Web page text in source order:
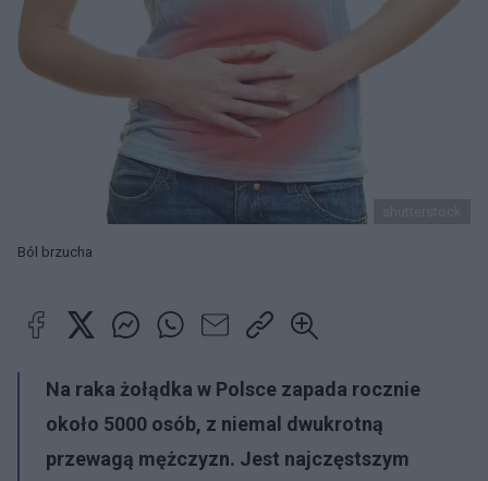
Ból brzucha
Na raka żołądka w Polsce zapada rocznie
około 5000 osób, z niemal dwukrotną
przewagą mężczyzn. Jest najczęstszym